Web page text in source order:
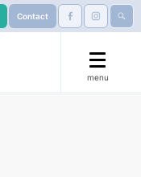
Contact
menu